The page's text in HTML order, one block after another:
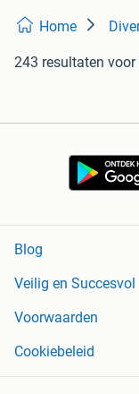
Home
243 resultaten voor
Blog
Veilig en Succesvol
Voorwaarden
Cookiebeleid